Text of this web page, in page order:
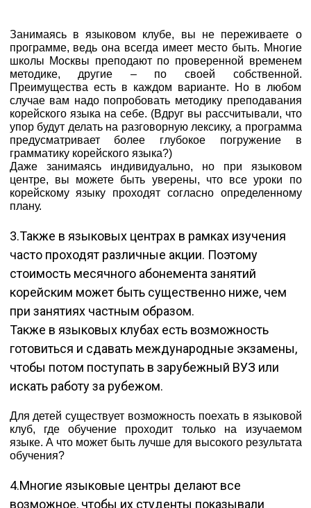
Занимаясь в языковом клубе, вы не переживаете о
программе, ведь она всегда имеет место быть. Многие
школы Москвы преподают по проверенной временем
методике, другие – по своей собственной.
Преимущества есть в каждом варианте. Но в любом
случае вам надо попробовать методику преподавания
корейского языка на себе. (Вдруг вы рассчитывали, что
упор будут делать на разговорную лексику, а программа
предусматривает более глубокое погружение в
грамматику корейского языка?)
Даже занимаясь индивидуально, но при языковом
центре, вы можете быть уверены, что все уроки по
корейскому языку проходят согласно определенному
плану.
3.Также в языковых центрах в рамках изучения
часто проходят различные акции. Поэтому
стоимость месячного абонемента занятий
корейским может быть существенно ниже, чем
при занятиях частным образом.
Также в языковых клубах есть возможность
готовиться и сдавать международные экзамены,
чтобы потом поступать в зарубежный ВУЗ или
искать работу за рубежом.
Для детей существует возможность поехать в языковой
клуб, где обучение проходит только на изучаемом
языке. А что может быть лучше для высокого результата
обучения?
4.Многие языковые центры делают все
возможное, чтобы их студенты показывали